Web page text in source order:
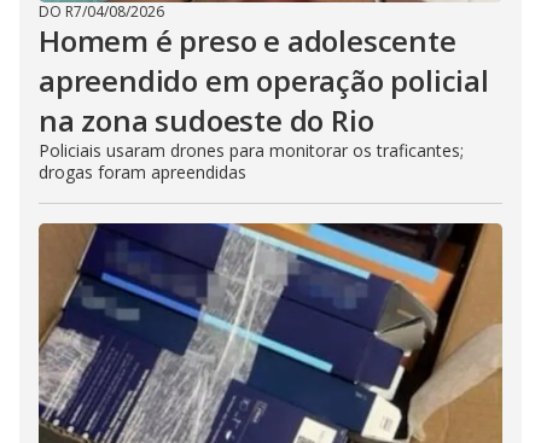
DO R7/04/08/2026
Homem é preso e adolescente
apreendido em operação policial
na zona sudoeste do Rio
Policiais usaram drones para monitorar os traficantes;
drogas foram apreendidas